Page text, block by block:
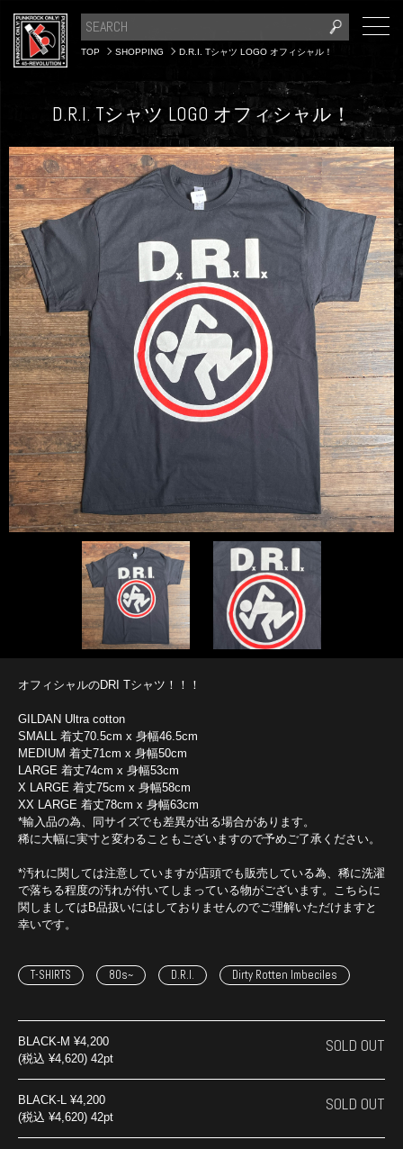
TOP SHOPPING D.R.I. Tシャツ LOGO オフィシャル！
D.R.I. Tシャツ LOGO オフィシャル！
オフィシャルのDRI Tシャツ！！！
GILDAN Ultra cotton
SMALL 着丈70.5cm x 身幅46.5cm
MEDIUM 着丈71cm x 身幅50cm
LARGE 着丈74cm x 身幅53cm
X LARGE 着丈75cm x 身幅58cm
XX LARGE 着丈78cm x 身幅63cm
*輸入品の為、同サイズでも差異が出る場合があります。
稀に大幅に実寸と変わることもございますので予めご了承ください。
*汚れに関しては注意していますが店頭でも販売している為、稀に洗濯
で落ちる程度の汚れが付いてしまっている物がございます。こちらに
関しましてはB品扱いにはしておりませんのでご理解いただけますと
幸いです。
T-SHIRTS 80s~ D.R.I. Dirty Rotten Imbeciles
BLACK-M ¥4,200
(税込 ¥4,620) 42pt
SOLD OUT
BLACK-L ¥4,200
(税込 ¥4,620) 42pt
SOLD OUT